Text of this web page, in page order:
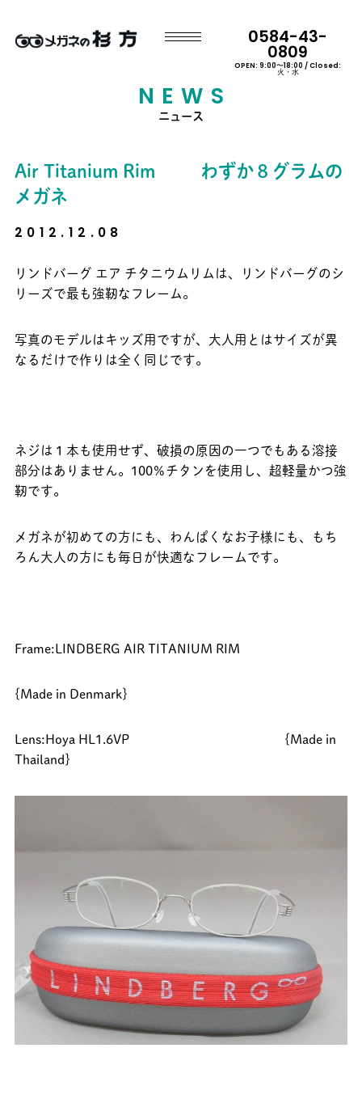
0584-43-
0809
OPEN: 9:00〜18:00 / Closed:
火・水
NEWS
ニュース
Air Titanium Rim わずか８グラムの
メガネ
2012.12.08
リンドバーグ エア チタニウムリムは、リンドバーグのシ
リーズで最も強靭なフレーム。
写真のモデルはキッズ用ですが、大人用とはサイズが異
なるだけで作りは全く同じです。
ネジは１本も使用せず、破損の原因の一つでもある溶接
部分はありません。100％チタンを使用し、超軽量かつ強
靭です。
メガネが初めての方にも、わんぱくなお子様にも、もち
ろん大人の方にも毎日が快適なフレームです。
Frame:LINDBERG AIR TITANIUM RIM
{Made in Denmark}
Lens:Hoya HL1.6VP {Made in
Thailand}